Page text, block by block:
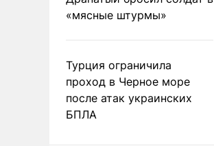
«мясные штурмы»
Турция ограничила
проход в Черное море
после атак украинских
БПЛА